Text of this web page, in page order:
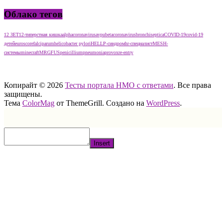
Облако тегов
12 ЗЕТ12-типерстная кишкаalphacoronavirusavpubetacoronavirusbronchisepticaCOVID-19covid-19
детейeuroscorefalciparumhelicobacter pyloriHELLP-синдромhr-специалистMESH-
системыminecraftMRGFUSpenicilliumpneumoniaprovoxre-entry
Копирайт © 2026 Тесты портала НМО с ответами. Все права
защищены.
Тема ColorMag от ThemeGrill. Создано на WordPress.
Insert